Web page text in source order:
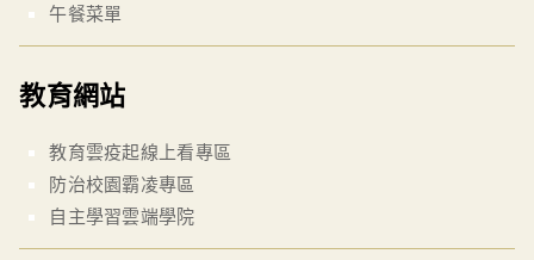
午餐菜單
教育網站
教育雲疫起線上看專區
防治校園霸凌專區
自主學習雲端學院